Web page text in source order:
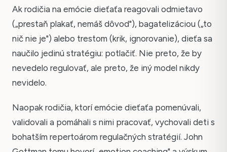
Ak rodičia na emócie dieťaťa reagovali odmietavo
(„prestaň plakať, nemáš dôvod"), bagatelizáciou („to
nič nie je") alebo trestom (krik, ignorovanie), dieťa sa
naučilo jedinú stratégiu: potlačiť. Nie preto, že by
nevedelo regulovať, ale preto, že iný model nikdy
nevidelo.
Naopak rodičia, ktorí emócie dieťaťa pomenúvali,
validovali a pomáhali s nimi pracovať, vychovali deti s
bohatším repertoárom regulačných stratégií. John